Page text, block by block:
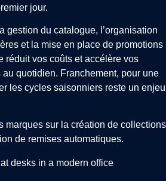
jour.
gestion du catalogue, l’organisation
et la mise en place de promotions
réduit vos coûts et accélère vos
quotidien. Franchement, pour une
les cycles saisonniers reste un enjeu
marques sur la création de collections
de remises automatiques.